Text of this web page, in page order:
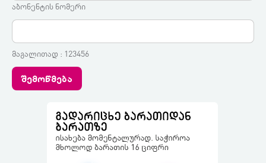
აბონენტის ნომერი
მაგალითად : 123456
შემოწმება